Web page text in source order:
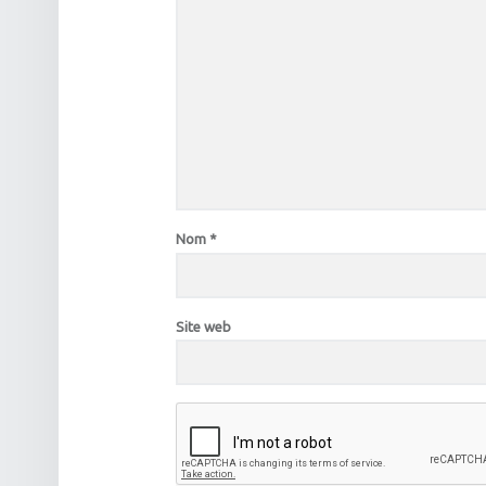
Nom *
Site web